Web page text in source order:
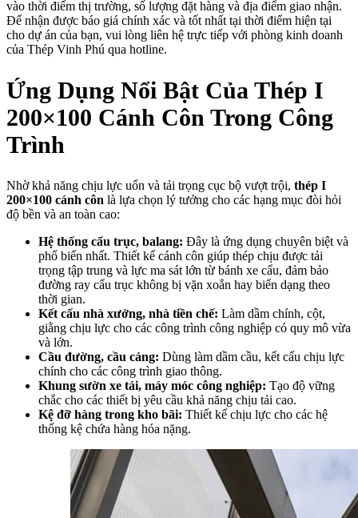
vào thời điểm thị trường, số lượng đặt hàng và địa điểm giao nhận.
Để nhận được báo giá chính xác và tốt nhất tại thời điểm hiện tại
cho dự án của bạn, vui lòng liên hệ trực tiếp với phòng kinh doanh
của Thép Vinh Phú qua hotline.
Ứng Dụng Nổi Bật Của Thép I
200×100 Cánh Côn Trong Công
Trình
Nhờ khả năng chịu lực uốn và tải trọng cục bộ vượt trội, thép I
200×100 cánh côn là lựa chọn lý tưởng cho các hạng mục đòi hỏi
độ bền và an toàn cao:
Hệ thống cẩu trục, balang: Đây là ứng dụng chuyên biệt và
phổ biến nhất. Thiết kế cánh côn giúp thép chịu được tải
trọng tập trung và lực ma sát lớn từ bánh xe cẩu, đảm bảo
đường ray cẩu trục không bị vặn xoắn hay biến dạng theo
thời gian.
Kết cấu nhà xưởng, nhà tiền chế: Làm dầm chính, cột,
giằng chịu lực cho các công trình công nghiệp có quy mô vừa
và lớn.
Cầu đường, cầu cảng: Dùng làm dầm cầu, kết cấu chịu lực
chính cho các công trình giao thông.
Khung sườn xe tải, máy móc công nghiệp: Tạo độ vững
chắc cho các thiết bị yêu cầu khả năng chịu tải cao.
Kệ đỡ hàng trong kho bãi: Thiết kế chịu lực cho các hệ
thống kệ chứa hàng hóa nặng.